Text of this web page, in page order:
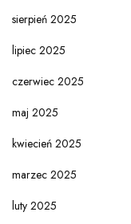
sierpień 2025
lipiec 2025
czerwiec 2025
maj 2025
kwiecień 2025
marzec 2025
luty 2025